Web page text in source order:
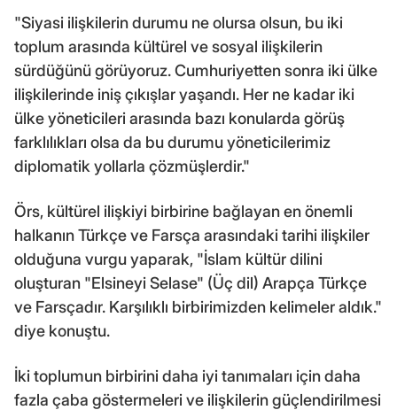
"Siyasi ilişkilerin durumu ne olursa olsun, bu iki
toplum arasında kültürel ve sosyal ilişkilerin
sürdüğünü görüyoruz. Cumhuriyetten sonra iki ülke
ilişkilerinde iniş çıkışlar yaşandı. Her ne kadar iki
ülke yöneticileri arasında bazı konularda görüş
farklılıkları olsa da bu durumu yöneticilerimiz
diplomatik yollarla çözmüşlerdir."
Örs, kültürel ilişkiyi birbirine bağlayan en önemli
halkanın Türkçe ve Farsça arasındaki tarihi ilişkiler
olduğuna vurgu yaparak, "İslam kültür dilini
oluşturan "Elsineyi Selase" (Üç dil) Arapça Türkçe
ve Farsçadır. Karşılıklı birbirimizden kelimeler aldık."
diye konuştu.
İki toplumun birbirini daha iyi tanımaları için daha
fazla çaba göstermeleri ve ilişkilerin güçlendirilmesi